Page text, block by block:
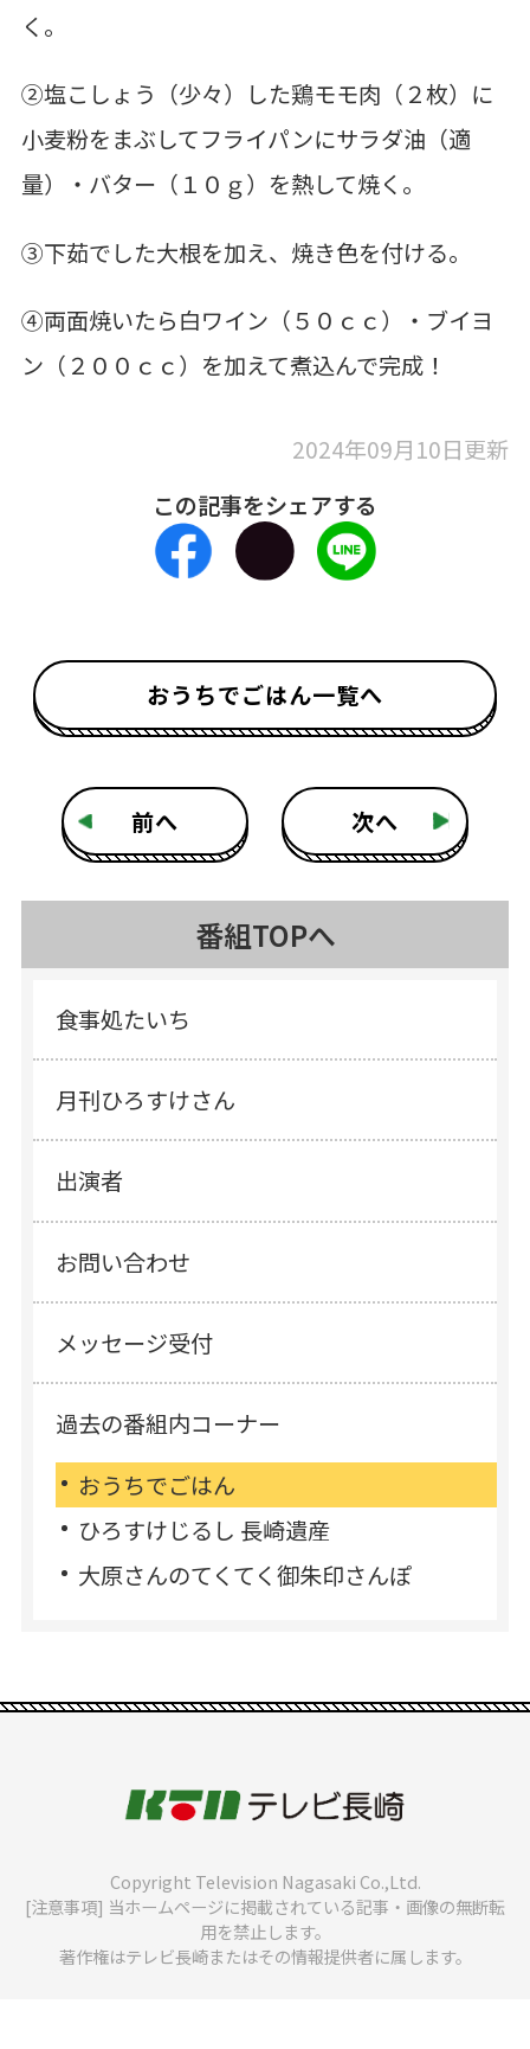
く。
②塩こしょう（少々）した鶏モモ肉（２枚）に
小麦粉をまぶしてフライパンにサラダ油（適
量）・バター（１０ｇ）を熱して焼く。
③下茹でした大根を加え、焼き色を付ける。
④両面焼いたら白ワイン（５０ｃｃ）・ブイヨ
ン（２００ｃｃ）を加えて煮込んで完成！
2024年09月10日更新
この記事をシェアする
前へ
おうちでごはん一覧へ
次へ
番組TOPへ
食事処たいち
月刊ひろすけさん
出演者
お問い合わせ
メッセージ受付
過去の番組内コーナー
おうちでごはん
ひろすけじるし 長崎遺産
大原さんのてくてく御朱印さんぽ
Copyright Television Nagasaki Co.,Ltd.
[注意事項] 当ホームページに掲載されている記事・画像の無断転
用を禁止します。
著作権はテレビ長崎またはその情報提供者に属します。